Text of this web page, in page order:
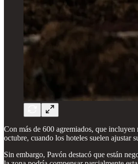
Con más de 600 agremiados, que
octubre, cuando los hoteles suelen ajustar
Sin embargo, Pavón destacó que están